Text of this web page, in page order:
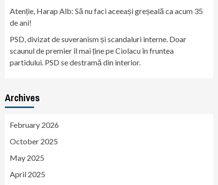
Atenție, Harap Alb: Să nu faci aceeași greșeală ca acum 35
de ani!
PSD, divizat de suveranism și scandaluri interne. Doar
scaunul de premier îl mai ține pe Ciolacu în fruntea
partidului. PSD se destramă din interior.
Archives
February 2026
October 2025
May 2025
April 2025